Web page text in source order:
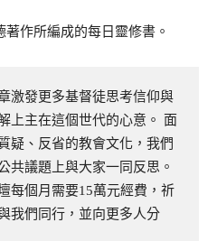
著作所編成的每日靈修書。
激發更多基督徒思考信仰與
上主在這個世代的心意。 面
疑、反省的教會文化，我們
共議題上與大家一同反思。
每個月需要15萬元經費，祈
我們同行，並向更多人分